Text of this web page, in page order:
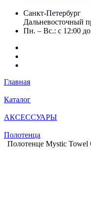
Санкт-Петербург
Дальневосточный
Пн. – Вс.: с 12:00
Главная
Каталог
АКСЕССУАРЫ
Полотенца
Полотенце Mystic